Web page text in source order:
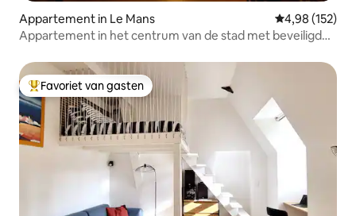
Appartement in Le Mans Gemiddelde
4,98 (152)
Appartement in het centrum van de stad met beveiligde
Topfavoriet van gasten
Favoriet van gasten